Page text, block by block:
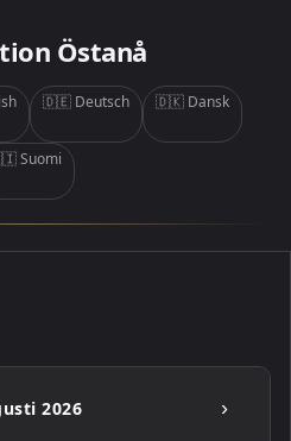
Östanå
🇩🇪 Deutsch 🇩🇰 Dansk
Suomi
2026 ›